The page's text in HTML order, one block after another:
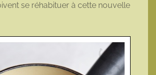
se réhabituer à cette nouvelle